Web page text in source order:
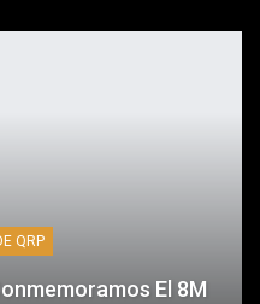
QRP
El 8M